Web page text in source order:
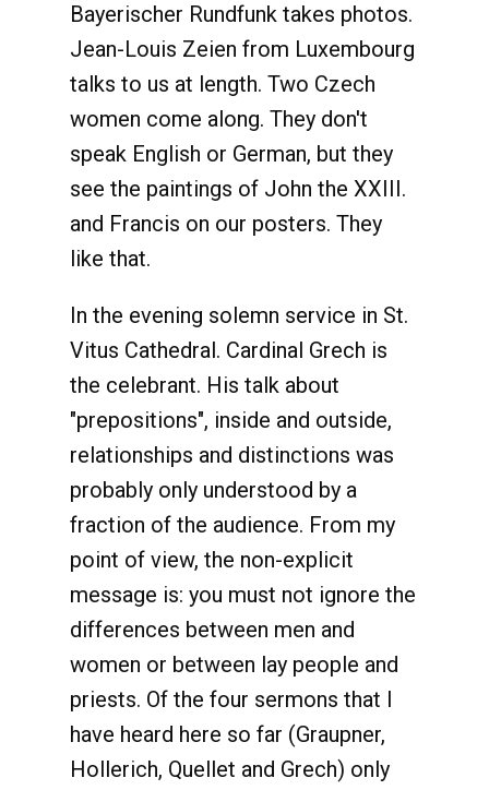
Bayerischer Rundfunk takes photos.
Jean-Louis Zeien from Luxembourg
talks to us at length. Two Czech
women come along. They don't
speak English or German, but they
see the paintings of John the XXIII.
and Francis on our posters. They
like that.
In the evening solemn service in St.
Vitus Cathedral. Cardinal Grech is
the celebrant. His talk about
"prepositions", inside and outside,
relationships and distinctions was
probably only understood by a
fraction of the audience. From my
point of view, the non-explicit
message is: you must not ignore the
differences between men and
women or between lay people and
priests. Of the four sermons that I
have heard here so far (Graupner,
Hollerich, Quellet and Grech) only